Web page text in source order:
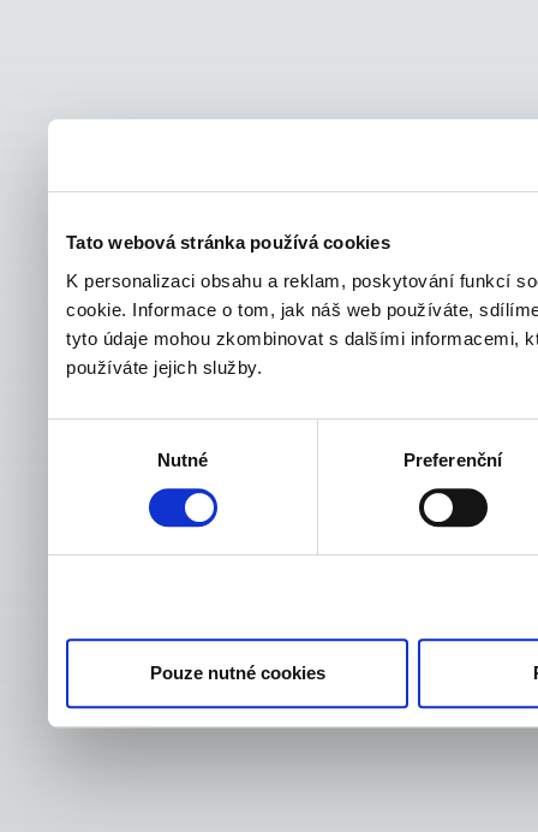
Tato webová stránka používá cookies
K personalizaci obsahu a reklam, poskytování funkcí
cookie. Informace o tom, jak náš web používáte,
tyto údaje mohou zkombinovat s dalšími informacemi,
používáte jejich služby.
Nutné Preferenční
Pouze nutné cookies